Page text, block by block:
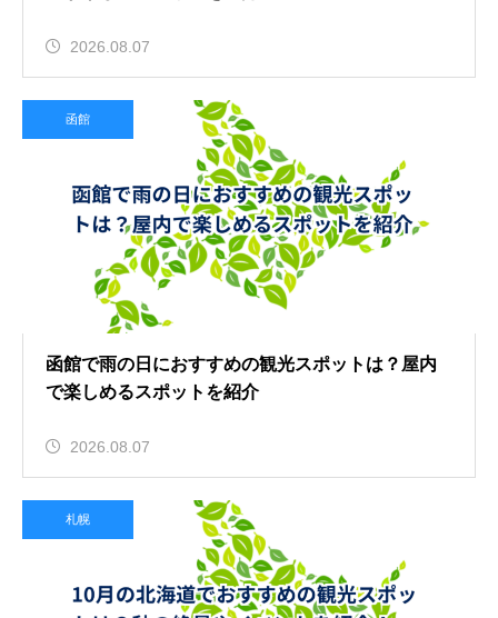
2026.08.07
函館
函館で雨の日におすすめの観光スポットは？屋内
で楽しめるスポットを紹介
2026.08.07
札幌